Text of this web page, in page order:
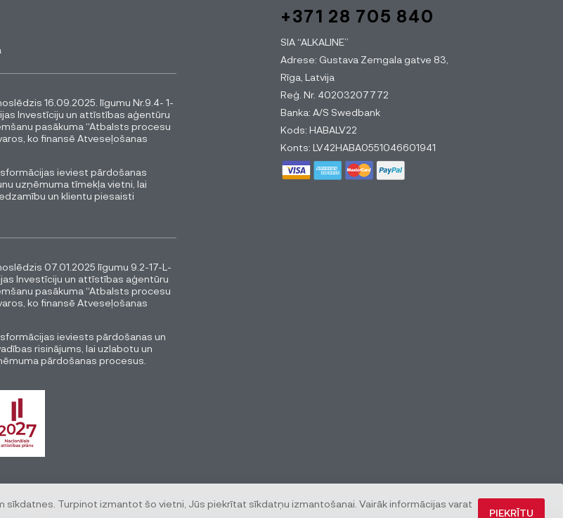
Turpinot izmantot šo vietni, Jūs piekrītat sīkdatņu izmantošanai. Vairāk informācijas varat
PIEKRĪTU
noslēdzis 16.09.2025. līgumu Nr.9.4- 1-
Investīciju un attīstības aģentūru
pasākuma “Atbalsts procesu
ko finansē Atveseļošanas
ieviest pārdošanas
uzņēmuma tīmekļa vietni, lai
un klientu piesaisti
noslēdzis 07.01.2025 līgumu 9.2-17-L-
Investīciju un attīstības aģentūru
pasākuma “Atbalsts procesu
ko finansē Atveseļošanas
ieviests pārdošanas un
risinājums, lai uzlabotu un
pārdošanas procesus.
+371 28 705 840
SIA “ALKALINE”
Adrese: Gustava Zemgala gatve 83,
Rīga, Latvija
Reģ. Nr. 40203207772
Banka: A/S Swedbank
Kods: HABALV22
Konts: LV42HABA0551046601941